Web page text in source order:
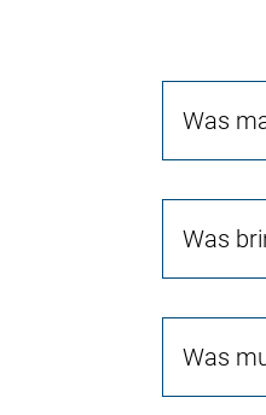
Was
Was
Was